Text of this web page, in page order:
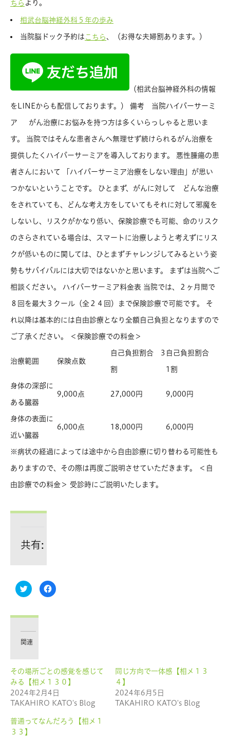
ちら より。
相武台脳神経外科５年の歩み
当院脳ドック予約は こちら、（お得な夫婦割あります。）
（相武台脳神経外科の情報
をLINEからも配信しております。） 備考 当院ハイパーサーミ
ア がん治療にお悩みを持つ方は多くいらっしゃると思いま
す。 当院ではそんな患者さんへ無理せず続けられるがん治療を
提供したくハイパーサーミアを導入しております。 悪性腫瘍の患
者さんにおいて 「ハイパーサーミア治療をしない理由」が思い
つかないということです。 ひとまず、がんに対して どんな治療
をされていても、どんな考え方をしていてもそれに対して邪魔を
しないし、リスクがかなり低い、保険診療でも可能、命のリスク
のさらされている場合は、スマートに治療しようと考えずにリス
クが低いものに関しては、ひとまずチャレンジしてみるという姿
勢もサバイバルには大切ではないかと思います。 まずは当院へご
相談ください。 ハイパーサーミア料金表 当院では、２ヶ月間で
８回を最大３クール（全２４回）まで保険診療で可能です。 そ
れ以降は基本的には自由診療となり全額自己負担となりますので
ご了承ください。 ＜保険診療での料金＞
治療範囲 保険点数
自己負担割合 3
割
自己負担割合
1割
身体の深部に
ある臓器
9,000点 27,000円 9,000円
身体の表面に
近い臓器
6,000点 18,000円 6,000円
※病状の経過によっては途中から自由診療に切り替わる可能性も
ありますので、その際は再度ご説明させていただきます。 ＜自
由診療での料金＞ 受診時にご説明いたします。
共有:
ク
リ
て
で
有
ウ
ィ
ン
ド
ウ
で
開
ま
す)
Facebook
で
て
く
だ
さ
い
(新
し
ウ
ィ
関連
その場所ごとの感覚を感じて
みる【相メ１３０】
2024年2月4日
TAKAHIRO KATO's Blog
同じ方向で一体感【相メ１３
４】
2024年6月5日
TAKAHIRO KATO's Blog
普通ってなんだろう【相メ１
３３】